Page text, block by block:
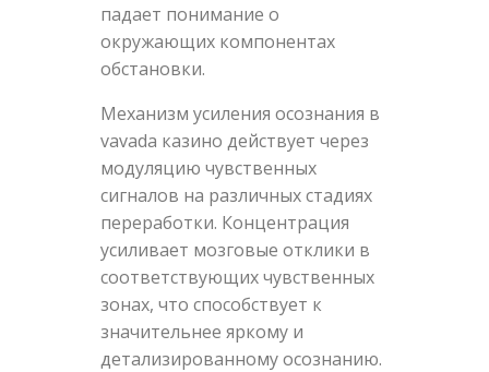
падает понимание о
окружающих компонентах
обстановки.
Механизм усиления осознания в
vavada казино действует через
модуляцию чувственных
сигналов на различных стадиях
переработки. Концентрация
усиливает мозговые отклики в
соответствующих чувственных
зонах, что способствует к
значительнее яркому и
детализированному осознанию.